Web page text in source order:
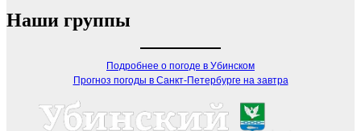
Наши группы
Подробнее о погоде в Убинском
Прогноз погоды в Санкт-Петербурге на завтра